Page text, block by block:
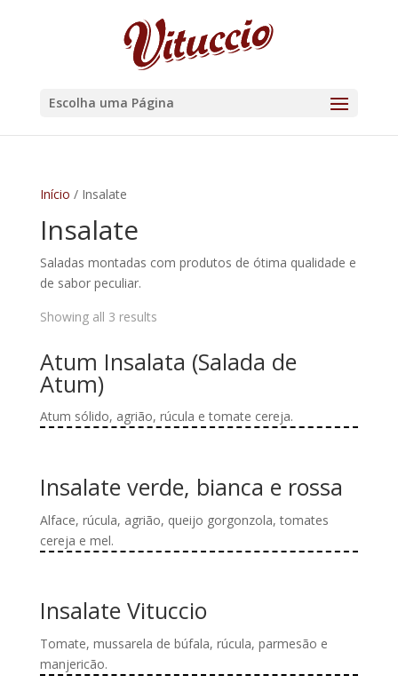
Escolha uma Página
Início / Insalate
Insalate
Saladas montadas com produtos de ótima qualidade e
de sabor peculiar.
Showing all 3 results
Atum Insalata (Salada de
Atum)
Atum sólido, agrião, rúcula e tomate cereja.
Insalate verde, bianca e rossa
Alface, rúcula, agrião, queijo gorgonzola, tomates
cereja e mel.
Insalate Vituccio
Tomate, mussarela de búfala, rúcula, parmesão e
manjericão.